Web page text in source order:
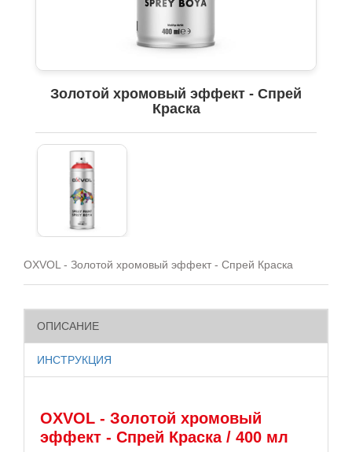
Золотой хромовый эффект - Спрей
Краска
OXVOL - Золотой хромовый эффект - Спрей Краска
ОПИСАНИЕ
ИНСТРУКЦИЯ
OXVOL - Золотой хромовый
эффект - Спрей Краска / 400 мл